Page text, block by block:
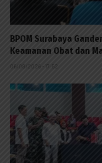
BPOM Surabaya
Keamanan Obat dan
06/08/2026 - 17:52